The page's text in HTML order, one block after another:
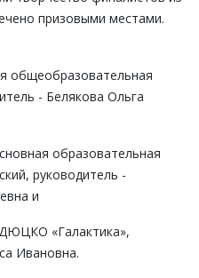
призовыми местами.
общеобразовательная
- Белякова Ольга
образовательная
руководитель -
и
«Галактика»,
Ивановна.